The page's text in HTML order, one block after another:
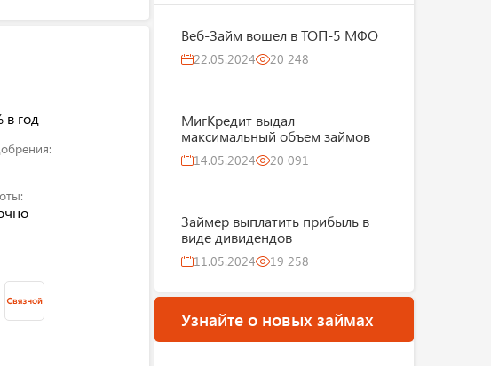
в год
Веб-Займ вошел в ТОП-5 МФО
22.05.2024 20 248
МигКредит выдал
максимальный объем займов
14.05.2024 20 091
Займер выплатить прибыль в
виде дивидендов
11.05.2024 19 258
Узнайте о новых займах